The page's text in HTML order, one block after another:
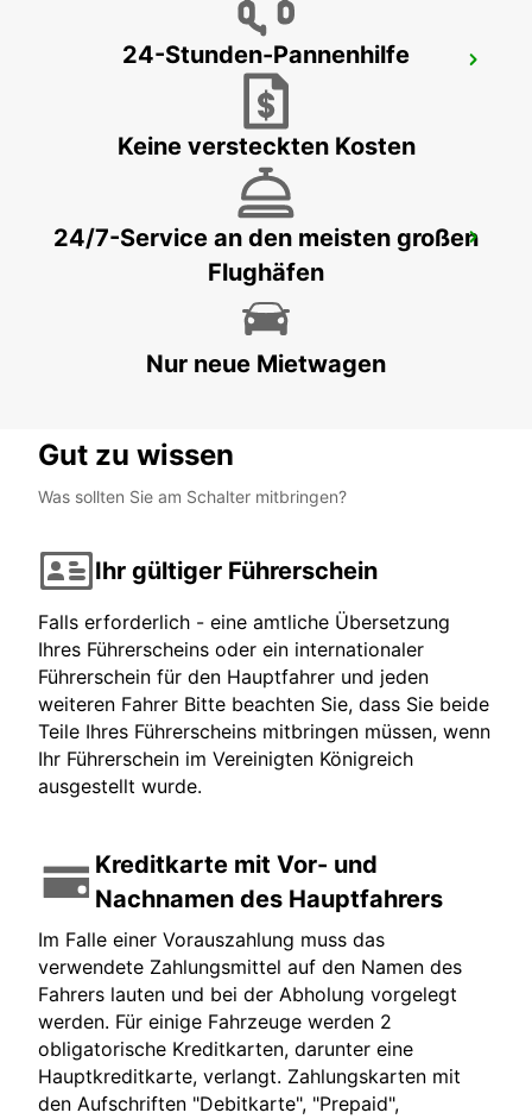
LOGNES
ORLEANS OLIVET
24-Stunden-Pannenhilfe
Keine versteckten Kosten
24/7-Service an den meisten großen
Flughäfen
Nur neue Mietwagen
Gut zu wissen
Was sollten Sie am Schalter mitbringen?
Ihr gültiger Führerschein
Falls erforderlich - eine amtliche Übersetzung
Ihres Führerscheins oder ein internationaler
Führerschein für den Hauptfahrer und jeden
weiteren Fahrer Bitte beachten Sie, dass Sie beide
Teile Ihres Führerscheins mitbringen müssen, wenn
Ihr Führerschein im Vereinigten Königreich
ausgestellt wurde.
Kreditkarte mit Vor- und
Nachnamen des Hauptfahrers
Im Falle einer Vorauszahlung muss das
verwendete Zahlungsmittel auf den Namen des
Fahrers lauten und bei der Abholung vorgelegt
werden. Für einige Fahrzeuge werden 2
obligatorische Kreditkarten, darunter eine
Hauptkreditkarte, verlangt. Zahlungskarten mit
den Aufschriften "Debitkarte", "Prepaid",